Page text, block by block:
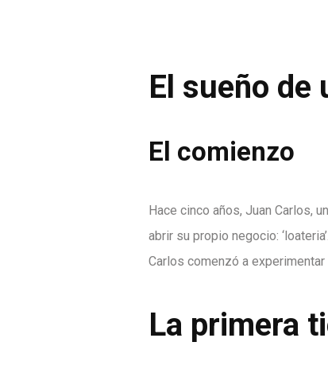
El sueño de
El comienzo
Hace cinco años, Juan Carlos,
abrir su propio negocio:
Carlos comenzó a
La primera